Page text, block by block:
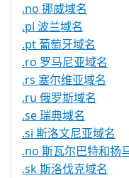
.no 挪威域名
.pl 波兰域名
.pt 葡萄牙域名
.ro 罗马尼亚域名
.rs 塞尔维亚域名
.ru 俄罗斯域名
.se 瑞典域名
.si 斯洛文尼亚域名
.no 斯瓦尔巴特和扬
.sk 斯洛伐克域名